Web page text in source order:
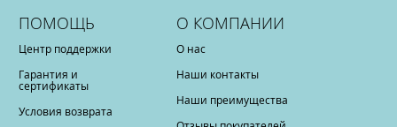
ПОМОЩЬ
Центр поддержки
Гарантия и
сертификаты
Условия возврата
О КОМПАНИИ
О нас
Наши контакты
Наши преимущества